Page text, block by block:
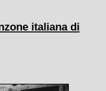
italiana di